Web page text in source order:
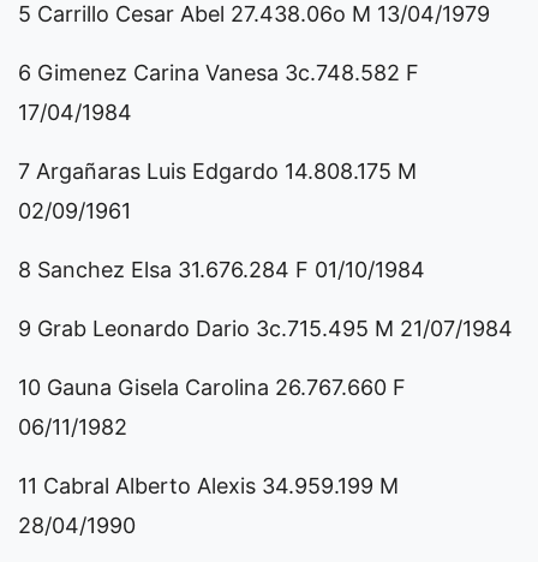
5 Carrillo Cesar Abel 27.438.06o M 13/04/1979
6 Gimenez Carina Vanesa 3c.748.582 F
17/04/1984
7 Argañaras Luis Edgardo 14.808.175 M
02/09/1961
8 Sanchez Elsa 31.676.284 F 01/10/1984
9 Grab Leonardo Dario 3c.715.495 M 21/07/1984
10 Gauna Gisela Carolina 26.767.660 F
06/11/1982
11 Cabral Alberto Alexis 34.959.199 M
28/04/1990